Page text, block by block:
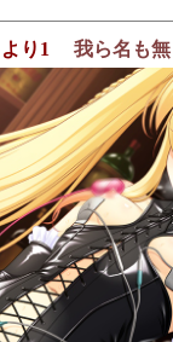
り1 我ら名も